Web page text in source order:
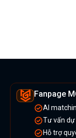
Fanpage
AI
Tư vấn dự
Hỗ trợ